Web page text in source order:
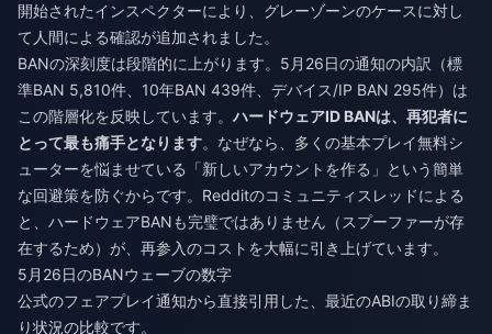
開始されたインスペクターにより、グレーゾーンのケースに対し
て人間による確認が追加されました。
BANの深刻度は段階的に上がります。5月26日の通知の内訳（標
準BAN 5,810件、10年BAN 439件、デバイス/IP BAN 295件）は
この階層化を反映しています。 ハードウェアID BANは、再犯者に
とって最も痛手となります。なぜなら、多くの基本プレイ無料シ
ューターを悩ませている「新しいアカウントを作る」という簡単
な回避策を防ぐからです。Redditのコミュニティスレッドによる
と、ハードウェアBANも完璧ではありません（スプーファーが存
在するため）が、再参入のコストを大幅に引き上げています。
5月26日のBANウェーブの数字
公式のフェアプレイ通知から直接引用した、最近のABIの取り締ま
り状況の比較です。